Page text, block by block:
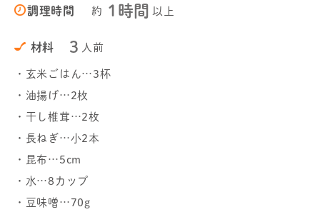
調理時間 約 1時間 以上
材料 3 人前
・玄米ごはん…3杯
・油揚げ…2枚
・干し椎茸…2枚
・長ねぎ…小2本
・昆布…5cm
・水…8カップ
・豆味噌…70g